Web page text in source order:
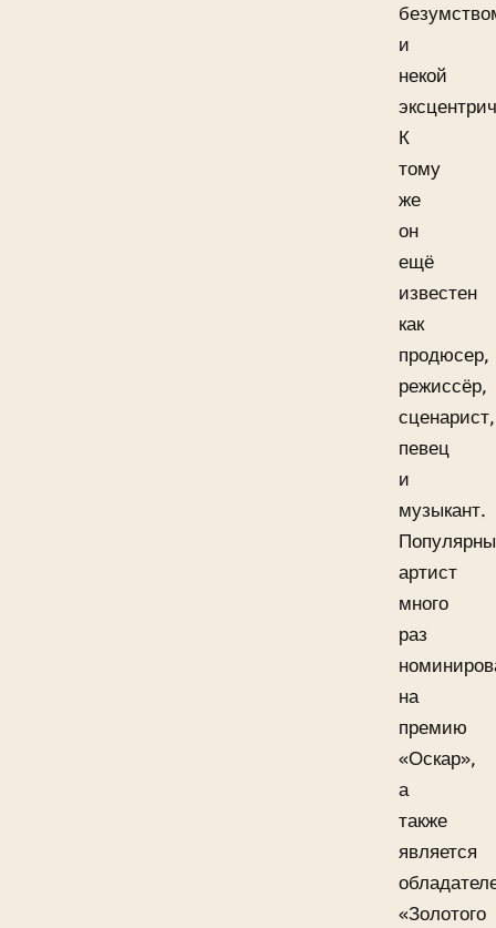
и
некой
К
тому
же
он
ещё
известен
как
продюсер,
режиссёр,
сценарист,
певец
и
музыкант.
артист
много
раз
на
премию
«Оскар»,
а
также
является
«Золотого